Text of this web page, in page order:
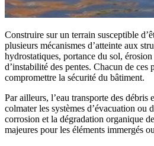
Construire sur un terrain susceptible
plusieurs mécanismes d’atteinte aux
hydrostatiques, portance du sol,
d’instabilité des pentes. Chacun de ces
compromettre la sécurité du bâtiment.
Par ailleurs, l’eau transporte des débris
colmater les systèmes d’évacuation ou
corrosion et la dégradation organique
majeures pour les éléments immergés